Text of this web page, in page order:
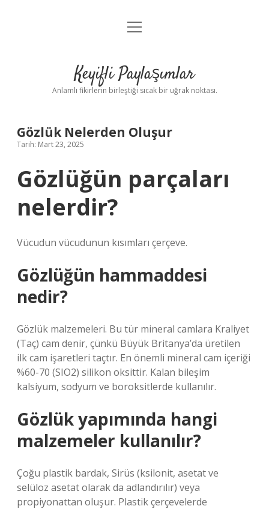
Anasayfa
Yasal Uyarı
menüyü
Keyifli Paylaşımlar
Anlamlı fikirlerin birleştiği sıcak bir uğrak noktası.
Gözlük Nelerden Oluşur
Tarih: Mart 23, 2025
Gözlüğün parçaları
nelerdir?
Vücudun vücudunun kısımları çerçeve.
Gözlüğün hammaddesi
nedir?
Gözlük malzemeleri. Bu tür mineral camlara Kraliyet
(Taç) cam denir, çünkü Büyük Britanya’da üretilen
ilk cam işaretleri taçtır. En önemli mineral cam içeriği
%60-70 (SIO2) silikon oksittir. Kalan bileşim
kalsiyum, sodyum ve boroksitlerde kullanılır.
Gözlük yapımında hangi
malzemeler kullanılır?
Çoğu plastik bardak, Sirüs (ksilonit, asetat ve
selüloz asetat olarak da adlandırılır) veya
propiyonattan oluşur. Plastik çerçevelerde